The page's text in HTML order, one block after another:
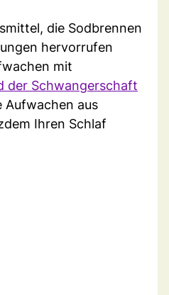
die Sodbrennen
hervorrufen
mit
der Schwangerschaft
Aufwachen aus
Ihren Schlaf